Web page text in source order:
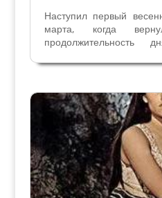
Наступил первый
марта, когда
барельефе Базилики
цветами в руках.
Праздники и
Традиции